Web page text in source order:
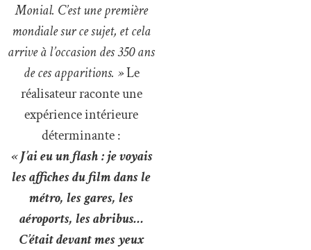
Monial. C’est une première
mondiale sur ce sujet, et cela
arrive à l’occasion des 350 ans
de ces apparitions. »Le
réalisateur raconte une
expérience intérieure
déterminante :
« J’ai eu un flash : je voyais
les affiches du film dans le
métro, les gares, les
aéroports, les abribus…
C’était devant mes yeux